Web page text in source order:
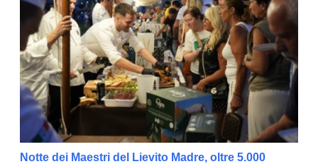
Notte dei Maestri del Lievito Madre, oltre 5.000